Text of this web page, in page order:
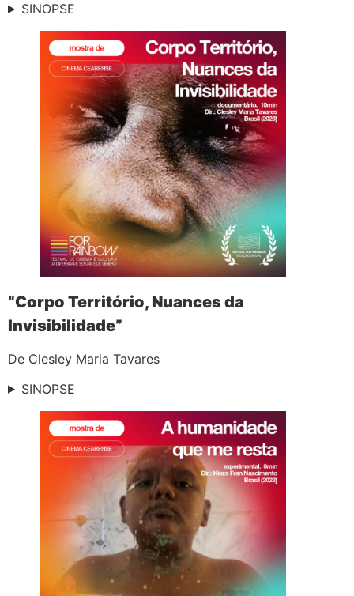
SINOPSE
“Corpo Território, Nuances da
Invisibilidade”
De Clesley Maria Tavares
SINOPSE